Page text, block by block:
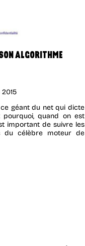
ALGORITHME
ce géant du net qui dicte
pourquoi, quand on est
important de suivre les
du célèbre moteur de